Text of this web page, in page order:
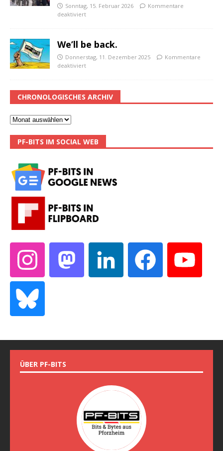
Sonntag, 15. Februar 2026
Kommentare
deaktiviert
We’ll be back.
Donnerstag, 11. Dezember 2025
Kommentare
deaktiviert
CHRONOLOGISCHES ARCHIV
PF-BITS IM SOCIAL WEB
ÜBER PF-BITS